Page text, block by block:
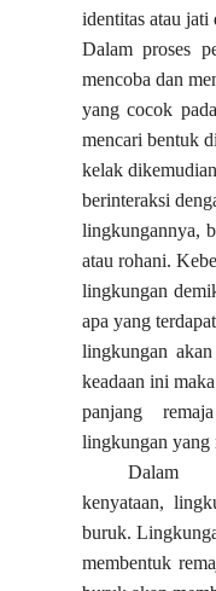
identitas atau jati
Dalam proses
mencoba dan
yang cocok
mencari bentuk
kelak
berinteraksi
lingkungannya,
atau rohani.
lingkungan
apa yang
lingkungan
keadaan ini
panjang
lingkungan yang
Dalam
kenyataan,
buruk.
membentuk